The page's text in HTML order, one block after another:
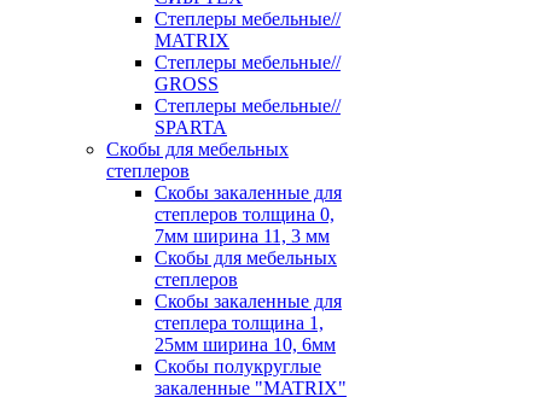
Степлеры мебельные//
MATRIX
Степлеры мебельные//
GROSS
Степлеры мебельные//
SPARTA
Скобы для мебельных
степлеров
Скобы закаленные для
степлеров толщина 0,
7мм ширина 11, 3 мм
Скобы для мебельных
степлеров
Скобы закаленные для
степлера толщина 1,
25мм ширина 10, 6мм
Скобы полукруглые
закаленные "MATRIX"